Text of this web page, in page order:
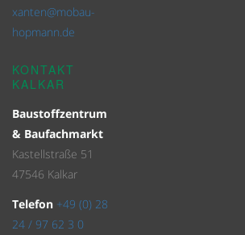
xanten@mobau-
hopmann.de
KONTAKT
KALKAR
Baustoffzentrum
& Baufachmarkt
Kastellstraße 51
47546 Kalkar
Telefon +49 (0) 28
24 / 97 62 3 0